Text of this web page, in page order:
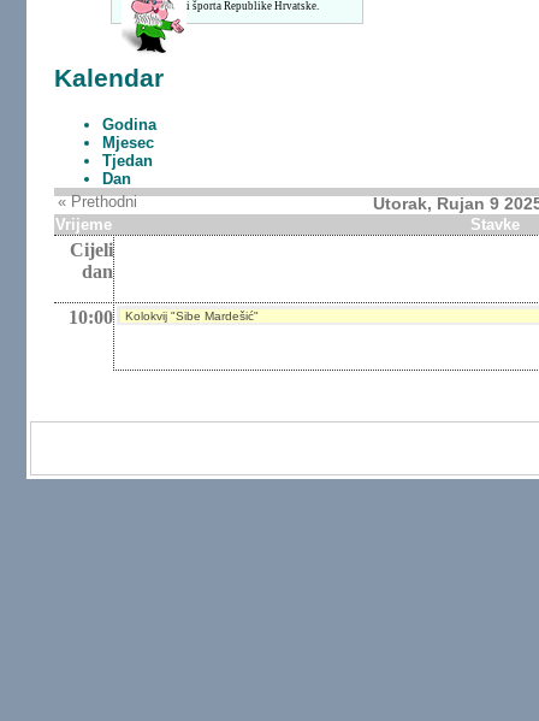
i športa Republike Hrvatske.
Kalendar
Godina
Mjesec
Tjedan
Dan
« Prethodni
Utorak, Rujan 9
Vrijeme Stavke
Cijeli
dan
10:00 Kolokvij "Sibe Mardešić"